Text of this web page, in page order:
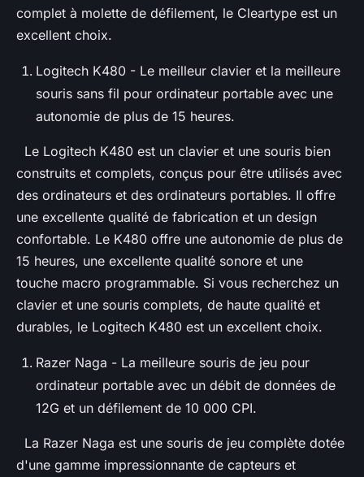
complet à molette de défilement, le Cleartype est un
excellent choix.
Logitech K480 - Le meilleur clavier et la meilleure
souris sans fil pour ordinateur portable avec une
autonomie de plus de 15 heures.
Le Logitech K480 est un clavier et une souris bien
construits et complets, conçus pour être utilisés avec
des ordinateurs et des ordinateurs portables. Il offre
une excellente qualité de fabrication et un design
confortable. Le K480 offre une autonomie de plus de
15 heures, une excellente qualité sonore et une
touche macro programmable. Si vous recherchez un
clavier et une souris complets, de haute qualité et
durables, le Logitech K480 est un excellent choix.
Razer Naga - La meilleure souris de jeu pour
ordinateur portable avec un débit de données de
12G et un défilement de 10 000 CPI.
La Razer Naga est une souris de jeu complète dotée
d'une gamme impressionnante de capteurs et